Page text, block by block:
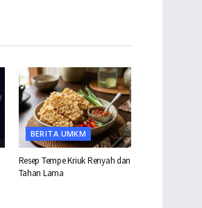
BERITA UMKM
Resep Tempe Kriuk Renyah dan
Tahan Lama